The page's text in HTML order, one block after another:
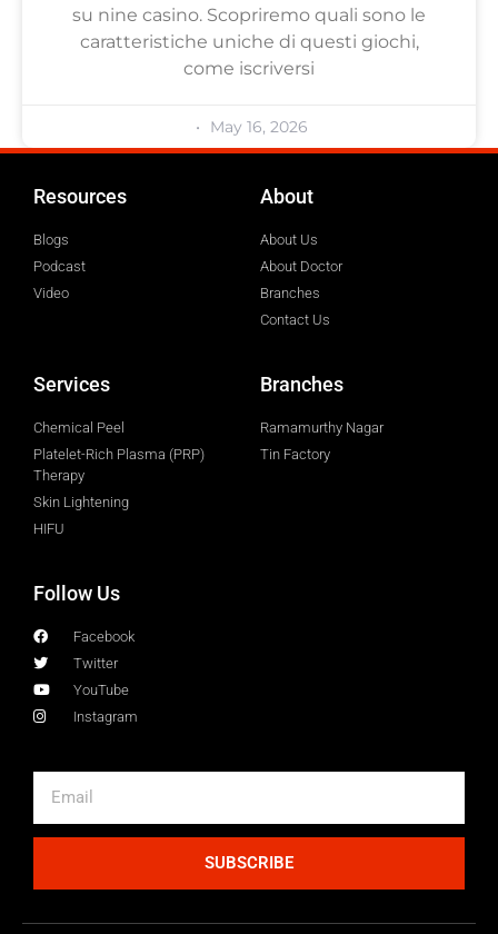
su nine casino. Scopriremo quali sono le
caratteristiche uniche di questi giochi,
come iscriversi
May 16, 2026
Resources
Blogs
Podcast
Video
About
About Us
About Doctor
Branches
Contact Us
Services
Chemical Peel
Platelet-Rich Plasma (PRP)
Therapy
Skin Lightening
HIFU
Branches
Ramamurthy Nagar
Tin Factory
Follow Us
Facebook
Twitter
YouTube
Instagram
SUBSCRIBE